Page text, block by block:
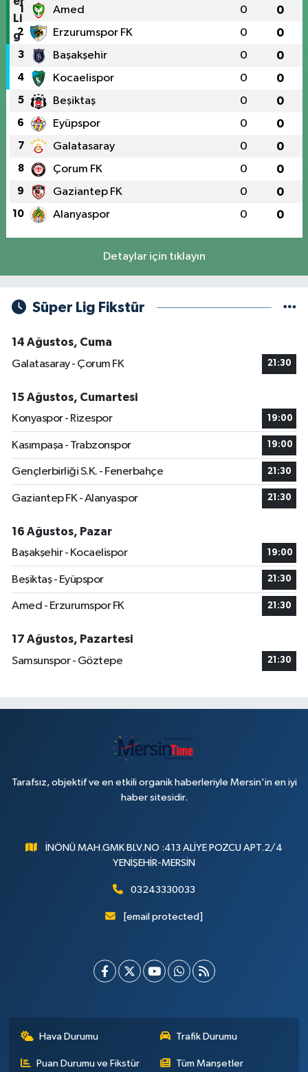
1 Amed 0 0
2 Erzurumspor FK 0 0
3 Başakşehir 0 0
4 Kocaelispor 0 0
5 Beşiktaş 0 0
6 Eyüpspor 0 0
7 Galatasaray 0 0
8 Çorum FK 0 0
9 Gaziantep FK 0 0
10 Alanyaspor 0 0
Detaylar için tıklayın
Süper Lig Fikstür
14 Ağustos, Cuma
Galatasaray - Çorum FK
21:30
15 Ağustos, Cumartesi
Konyaspor - Rizespor
19:00
Kasımpaşa - Trabzonspor 19:00
Gençlerbirliği S.K. - Fenerbahçe 21:30
Gaziantep FK - Alanyaspor 21:30
16 Ağustos, Pazar
Başakşehir - Kocaelispor
19:00
Beşiktaş - Eyüpspor 21:30
Amed - Erzurumspor FK 21:30
17 Ağustos, Pazartesi
Samsunspor - Göztepe
21:30
Tarafsız, objektif ve en etkili organik haberleriyle Mersin'in en iyi
haber sitesidir.
İNÖNÜ MAH.GMK BLV.NO :413 ALİYE POZCU APT.2/4
YENİŞEHİR-MERSİN
03243330033
[email protected]
Hava Durumu Trafik Durumu
Puan Durumu ve Fikstür Tüm Manşetler